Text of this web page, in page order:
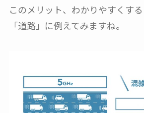
このメリット、わかりやすくす
「道路」に例えてみますね。